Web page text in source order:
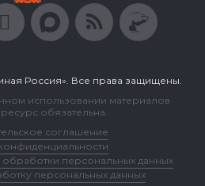
Россия». Все права защищены.
использовании материалов
обязательна.
соглашение
персональных данных
персональных данных